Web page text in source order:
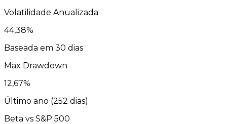
Volatilidade Anualizada
44,38%
Baseada em 30 dias
Max Drawdown
12,67%
Último ano (252 dias)
Beta vs S&P 500